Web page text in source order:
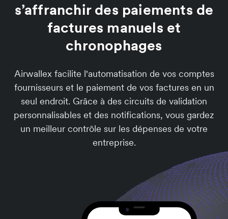
s’affranchir des paiements de
factures manuels et
chronophages
Airwallex facilite l'automatisation de vos comptes
fournisseurs et le paiement de vos factures en un
seul endroit. Grâce à des circuits de validation
personnalisables et des notifications, vous gardez
un meilleur contrôle sur les dépenses de votre
entreprise.